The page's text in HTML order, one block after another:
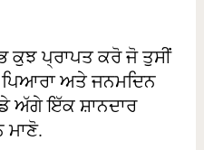
ਕੁਝ ਪ੍ਰਾਪਤ ਕਰੋ ਜੋ ਤੁਸੀਂ
ਅਤੇ ਜਨਮਦਿਨ
ਅੱਗੇ ਇੱਕ ਸ਼ਾਨਦਾਰ
ਮਾਣੋ.